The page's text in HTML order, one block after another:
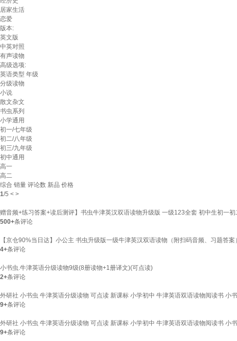
居家生活
恋爱
版本:
英文版
中英对照
有声读物
高级选项:
英语类型 年级
分级读物
小说
散文杂文
书虫系列
小学通用
初一/七年级
初二/八年级
初三/九年级
初中通用
高一
高二
综合 销量 评论数 新品 价格
1/5 < >
赠音频+练习答案+读后测评】书虫牛津英汉双语读物升级版 一级123全套 初中生初一
500+条评论
【京仓90%当日达】小公主 书虫升级版一级牛津英汉双语读物（附扫码音频、习题答
4+条评论
小书虫.牛津英语分级读物9级(8册读物+1册译文)(可点读)
2+条评论
外研社 小书虫 牛津英语分级读物 可点读 新课标 小学初中 牛津英语双语读物阅读书 小
9+条评论
外研社 小书虫 牛津英语分级读物 可点读 新课标 小学初中 牛津英语双语读物阅读书 小
9+条评论